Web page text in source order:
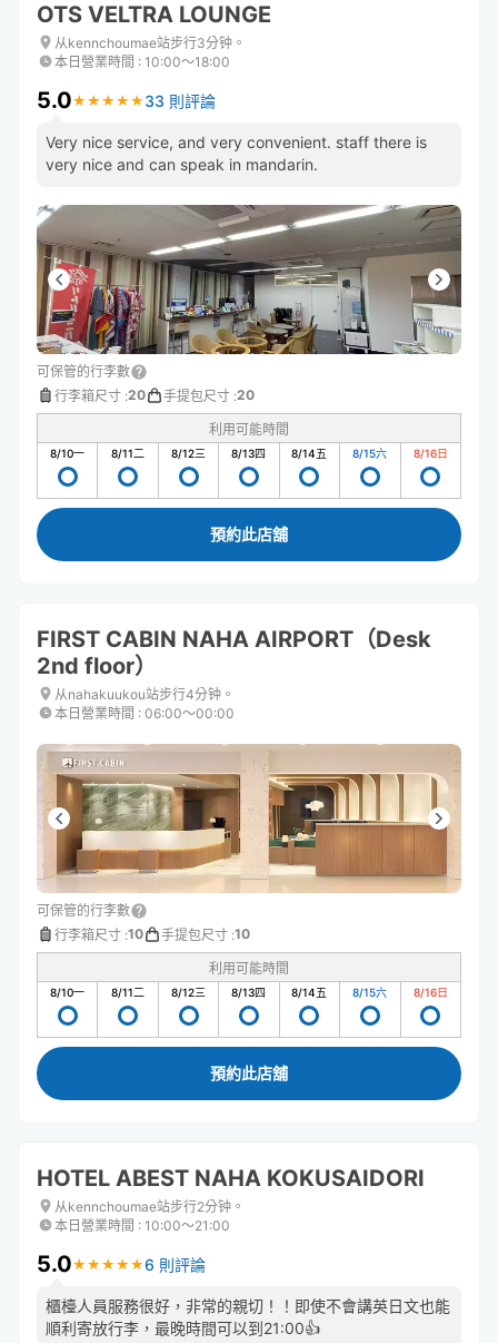
OTS VELTRA LOUNGE
从kennchoumae站步行3分钟。
本日營業時間 : 10:00〜18:00
5.0★ ★ ★ ★ ★
★ ★ ★ ★ ★ 33 則評論
Very nice service, and very convenient. staff there is
very nice and can speak in mandarin.
可保管的行李數
行李箱尺寸 :20 手提包尺寸 :20
利用可能時間
8/10一 8/11二 8/12三 8/13四 8/14五 8/15六 8/16日
預約此店舖
FIRST CABIN NAHA AIRPORT（Desk
2nd floor）
从nahakuukou站步行4分钟。
本日營業時間 : 06:00〜00:00
可保管的行李數
行李箱尺寸 :10 手提包尺寸 :10
利用可能時間
8/10一 8/11二 8/12三 8/13四 8/14五 8/15六 8/16日
預約此店舖
HOTEL ABEST NAHA KOKUSAIDORI
从kennchoumae站步行2分钟。
本日營業時間 : 10:00〜21:00
5.0★ ★ ★ ★ ★
★ ★ ★ ★ ★6 則評論
櫃檯人員服務很好，非常的親切！！即使不會講英日文也能
順利寄放行李，最晚時間可以到21:00👍